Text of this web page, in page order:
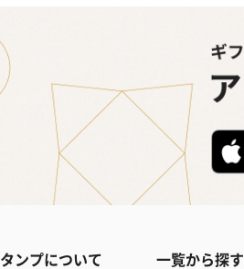
タンプについて 一覧から探す